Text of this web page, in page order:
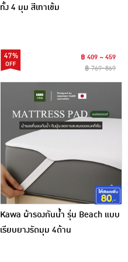
ทั้ง 4 มุม สีเทาเข้ม
47%
฿ 409 ~ 459
฿ 769~869
Kawa ผ้ารองกันน้ำ รุ่น Beach แบบ
เรียบยางรัดมุม 4ด้าน